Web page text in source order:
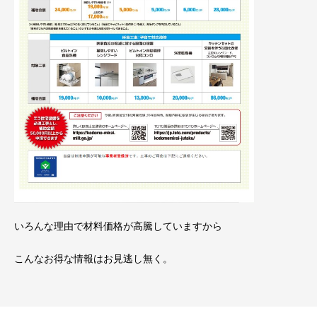
いろんな理由で材料価格が高騰していますから
こんなお得な情報はお見逃し無く。